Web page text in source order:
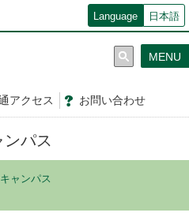
Language 日本語
アクセス お問い合わせ
MENU
パス
ャンパス